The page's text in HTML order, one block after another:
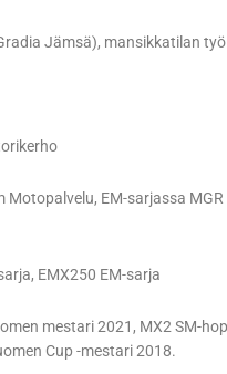
Jämsä), mansikkatilan
Motopalvelu, EM-sarjassa
EMX250 EM-sarja
mestari 2021, MX2 SM-
Cup -mestari 2018.